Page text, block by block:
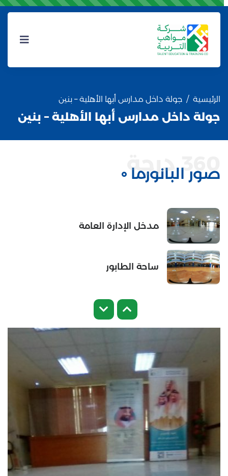
الرئيسية جولة داخل مدارس أبها الأهلية – بنين
جولة داخل مدارس أبها الأهلية – بنين
صور البانورما
360 درجة
قاعة التدريب
مدخل الإدارة العامة
ساحة الطابور
القاعات الدراسية
غرفة الألعاب الرياضية
ملعب كرة القدم
قاعة التدريب